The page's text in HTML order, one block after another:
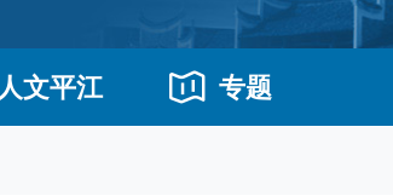
人文平江 专题